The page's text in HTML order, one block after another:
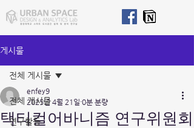
게시물
전체 게시물
연구활동
전체 게시물
택티컬어바니즘 연구위원회
enfey9
2025년 4월 21일 0분 분량